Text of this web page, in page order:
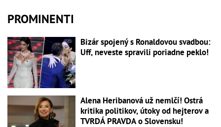
PROMINENTI
Bizár spojený s Ronaldovou svadbou:
Uff, neveste spravili poriadne peklo!
Alena Heribanová už nemlčí! Ostrá
kritika politikov, útoky od hejterov a
TVRDÁ PRAVDA o Slovensku!